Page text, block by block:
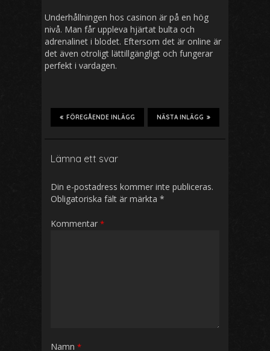
Underhållningen hos casinon är på en hög
nivå. Man får uppleva hjärtat bulta och
adrenalinet i blodet. Eftersom det är online är
det även otroligt lättillgängligt och fungerar
perfekt i vardagen.
NÄSTA INLÄGG
FÖREGÅENDE INLÄGG
Lämna ett svar
Din e-postadress kommer inte publiceras.
Obligatoriska fält är märkta *
Kommentar *
Namn *